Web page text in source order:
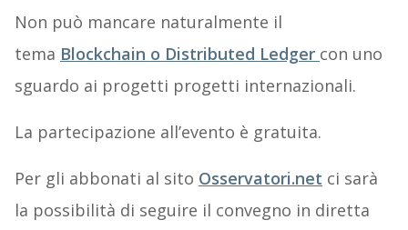
Non può mancare naturalmente il
tema Blockchain o Distributed Ledger con uno
sguardo ai progetti progetti internazionali.
La partecipazione all’evento è gratuita.
Per gli abbonati al sito Osservatori.net ci sarà
la possibilità di seguire il convegno in diretta